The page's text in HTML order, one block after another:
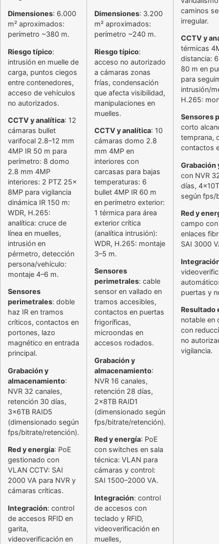
Dimensiones: 6.000
m² aproximados:
perímetro ~380 m.
Riesgo típico:
intrusión en muelle de
carga, puntos ciegos
entre contenedores,
acceso de vehículos
no autorizados.
CCTV y analítica: 12
cámaras bullet
varifocal 2.8–12 mm
4MP IR 50 m para
perímetro: 8 domo
2.8 mm 4MP
interiores: 2 PTZ 25x
8MP para vigilancia
dinámica IR 150 m:
WDR, H.265:
analítica: cruce de
línea en muelles,
intrusión en
pérmetro, detección
persona/vehículo:
montaje 4–6 m.
Sensores
perimetrales: doble
haz IR en tramos
críticos, contactos en
portones, lazo
magnético en entrada
principal.
Grabación y
almacenamiento:
NVR 32 canales,
retención 30 días,
3x6TB RAID5
(dimensionado según
fps/bitrate/retención).
Red y energía: PoE
gestionado con
VLAN CCTV: SAI
2000 VA para NVR y
cámaras críticas.
Integración: control
de accesos RFID en
garita,
videoverificación en
Dimensiones: 3.200
m² aproximados:
perímetro ~240 m.
Riesgo típico:
acceso no autorizado
a cámaras zonas
frías, condensación
que afecta visibilidad,
manipulaciones en
muelles.
CCTV y analítica: 10
cámaras domo 2.8
mm 4MP en
interiores con
carcasas para bajas
temperaturas: 6
bullet 4MP IR 60 m
en perímetro exterior:
1 térmica para área
exterior crítica
(analítica intrusión):
WDR, H.265: montaje
3–5 m.
Sensores
perimetrales: cable
sensor en vallado en
tramos accesibles,
contactos en puertas
frigoríficas,
microondas en
accesos rodados.
Grabación y
almacenamiento:
NVR 16 canales,
retención 28 días,
2x8TB RAID1
(dimensionado según
fps/bitrate/retención).
Red y energía: PoE
con switches en sala
técnica: VLAN para
cámaras y control:
SAI 1500–2000 VA.
Integración: control
de accesos con
teclado y RFID,
videoverificación en
muelles,
caminos
irregular.
CCTV y
térmicas
distancia:
80 m en
para
intrusión/
H.265:
Sensores
corto
temprana,
contactos
Grabación
con NVR
días,
según fps/
Red y
campo
enlaces
SAI 3000
puertas y
Resultado
notable en
con
no
vigilancia.